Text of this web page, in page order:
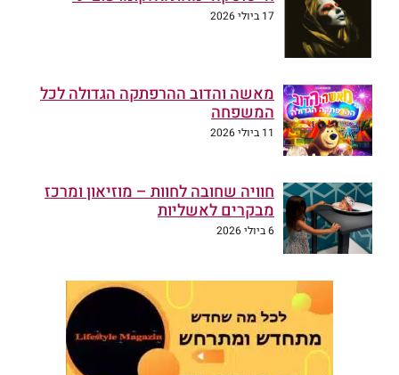
17 ביולי 2026
מאשה והדוב ההרפתקה הגדולה לכל
המשפחה
11 ביולי 2026
חוויה שחובה לחוות – מוזיאון ומרכז
מבקרים לאשליות
6 ביולי 2026